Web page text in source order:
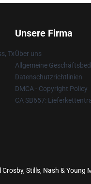
Tx
Unsere Firma
Über uns
Allgemeine
Datenschutzrichtlinien
DMCA - Copyright Policy
CA SB657:
Stills, Nash &